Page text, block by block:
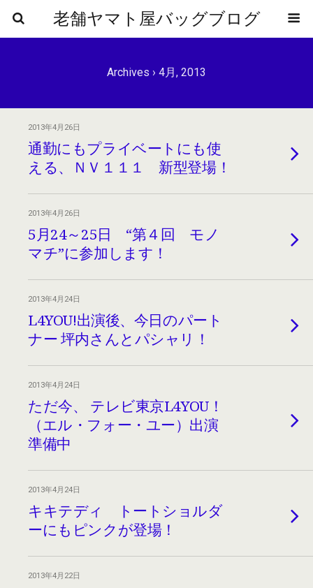
老舗ヤマト屋バッグブログ
Archives › 4月, 2013
2013年4月26日
通勤にもプライベートにも使
える、ＮＶ１１１ 新型登場！
2013年4月26日
5月24～25日 “第４回 モノ
マチ”に参加します！
2013年4月24日
L4YOU!出演後、今日のパート
ナー 坪内さんとパシャリ！
2013年4月24日
ただ今、 テレビ東京L4YOU！
（エル・フォー・ユー）出演
準備中
2013年4月24日
キキテディ トートショルダ
ーにもピンクが登場！
2013年4月22日